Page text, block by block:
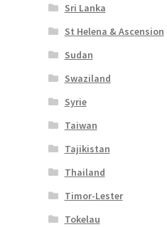
Sri Lanka
St Helena & Ascension
Sudan
Swaziland
Syrie
Taiwan
Tajikistan
Thailand
Timor-Lester
Tokelau